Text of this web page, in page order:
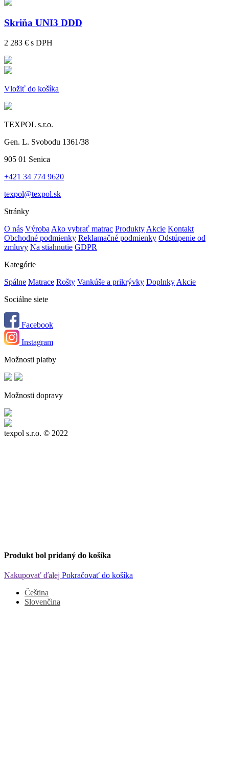
Skriňa UNI3 DDD
2 283 € s DPH
Vložiť do košíka
TEXPOL s.r.o.
Gen. L. Svobodu 1361/38
905 01 Senica
+421 34 774 9620
texpol@texpol.sk
Stránky
O nás Výroba Ako vybrať matrac Produkty Akcie Kontakt
Obchodné podmienky Reklamačné podmienky Odstúpenie od
zmluvy Na stiahnutie GDPR
Kategórie
Spálne Matrace Rošty Vankúše a prikrývky Doplnky Akcie
Sociálne siete
Facebook
Instagram
Možnosti platby
Možnosti dopravy
texpol s.r.o. © 2022
Produkt bol pridaný do košíka
Nakupovať ďalej Pokračovať do košíka
Čeština
Slovenčina